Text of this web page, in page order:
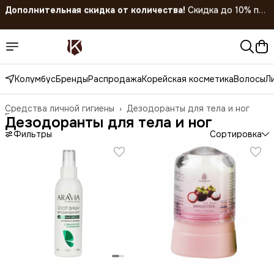
КолумбусБрендыРаспродажаКорейская косметикаВолосы
Дезодоранты для тела и ног
Средства личной гигиены ›
Главная ›
Дезодоранты для тела и ног
Фильтры Сортировка